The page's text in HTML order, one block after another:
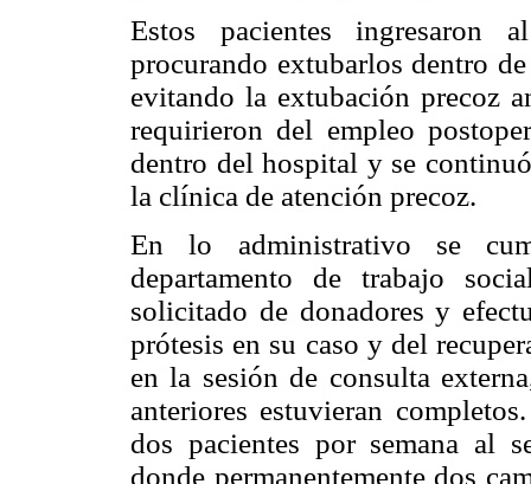
Estos pacientes ingresaron
procurando extubarlos dentro
evitando la extubación precoz
requirieron del empleo
dentro del hospital y se
la clínica de atención precoz.
En lo administrativo se
departamento de trabajo
solicitado de donadores y
prótesis en su caso y del
en la sesión de consulta
anteriores estuvieran
dos pacientes por semana al
donde permanentemente dos